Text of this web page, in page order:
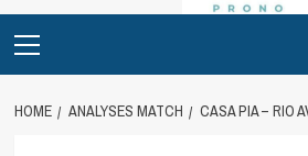
Menu
HOME ANALYSES MATCH CASA PIA – RIO